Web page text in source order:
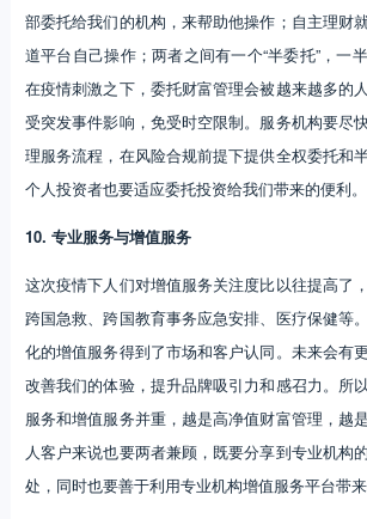
部委托给我们的机构，来帮助他操作；自主理财
道平台自己操作；两者之间有一个“半委托”，一
在疫情刺激之下，委托财富管理会被越来越多的
受突发事件影响，免受时空限制。服务机构要尽
理服务流程，在风险合规前提下提供全权委托和
个人投资者也要适应委托投资给我们带来的便利。
10. 专业服务与增值服务
这次疫情下人们对增值服务关注度比以往提高了
跨国急救、跨国教育事务应急安排、医疗保健等
化的增值服务得到了市场和客户认同。未来会有
改善我们的体验，提升品牌吸引力和感召力。所
服务和增值服务并重，越是高净值财富管理，越
人客户来说也要两者兼顾，既要分享到专业机构
处，同时也要善于利用专业机构增值服务平台带来